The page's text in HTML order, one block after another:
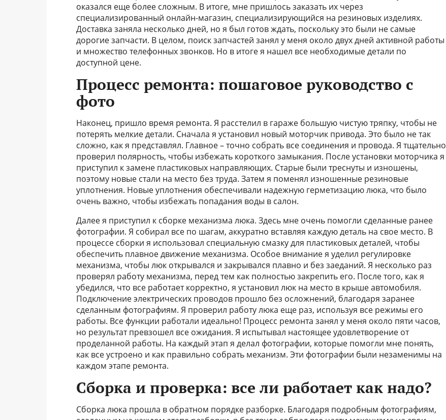
оказался еще более сложным. В итоге, мне пришлось заказать их через
специализированный онлайн-магазин, специализирующийся на резиновых изделиях.
Доставка заняла несколько дней, но я был готов ждать, поскольку это были не самые
дорогие запчасти. В целом, поиск запчастей занял у меня около двух дней активной работы
и множество телефонных звонков. Но в итоге я нашел все необходимые детали по
доступной цене.
Процесс ремонта: пошаговое руководство с
фото
Наконец, пришло время ремонта. Я расстелил в гараже большую чистую тряпку, чтобы не
потерять мелкие детали. Сначала я установил новый моторчик привода. Это было не так
сложно, как я представлял. Главное – точно собрать все соединения и провода. Я тщательно
проверил полярность, чтобы избежать короткого замыкания. После установки моторчика я
приступил к замене пластиковых направляющих. Старые были треснуты и изношены,
поэтому новые стали на место без труда. Затем я поменял изношенные резиновые
уплотнения. Новые уплотнения обеспечивали надежную герметизацию люка, что было
очень важно, чтобы избежать попадания воды в салон.
Далее я приступил к сборке механизма люка. Здесь мне очень помогли сделанные ранее
фотографии. Я собирал все по шагам, аккуратно вставляя каждую деталь на свое место. В
процессе сборки я использовал специальную смазку для пластиковых деталей, чтобы
обеспечить плавное движение механизма. Особое внимание я уделил регулировке
механизма, чтобы люк открывался и закрывался плавно и без заеданий. Я несколько раз
проверял работу механизма, перед тем как полностью закрепить его. После того, как я
убедился, что все работает корректно, я установил люк на место в крыше автомобиля.
Подключение электрических проводов прошло без осложнений, благодаря заранее
сделанным фотографиям. Я проверил работу люка еще раз, используя все режимы его
работы. Все функции работали идеально! Процесс ремонта занял у меня около пяти часов,
но результат превзошел все ожидания. Я испытывал настоящее удовлетворение от
проделанной работы. На каждый этап я делал фотографии, которые помогли мне понять,
как все устроено и как правильно собрать механизм. Эти фотографии были незаменимы на
каждом этапе ремонта.
Сборка и проверка: все ли работает как надо?
Сборка люка прошла в обратном порядке разборке. Благодаря подробным фотографиям,